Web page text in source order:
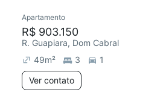
Apartamento
R$ 903.150
R. Guapiara, Dom Cabral
49m² 3
1
Ver contato